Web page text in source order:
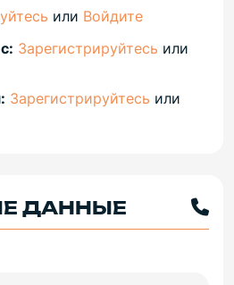
или Войдите
Зарегистрируйтесь или
Зарегистрируйтесь или
ДАННЫЕ